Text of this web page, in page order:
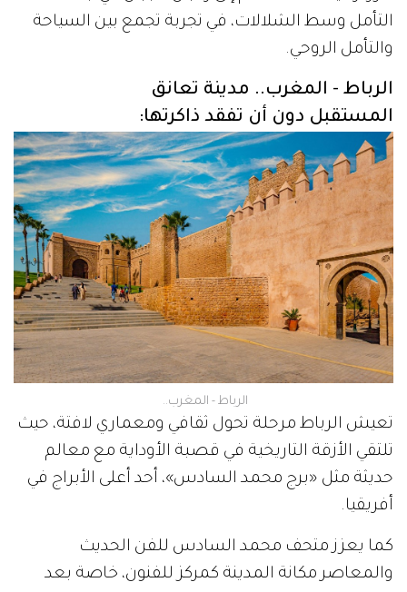
التأمل وسط الشلالات، في تجربة تجمع بين السياحة
والتأمل الروحي.
الرباط - المغرب.. مدينة تعانق
المستقبل دون أن تفقد ذاكرتها:
الرباط - المغرب..
تعيش الرباط مرحلة تحول ثقافي ومعماري لافتة، حيث
تلتقي الأزقة التاريخية في قصبة الأوداية مع معالم
حديثة مثل «برج محمد السادس»، أحد أعلى الأبراج في
أفريقيا.
كما يعزز متحف محمد السادس للفن الحديث
والمعاصر مكانة المدينة كمركز للفنون، خاصة بعد